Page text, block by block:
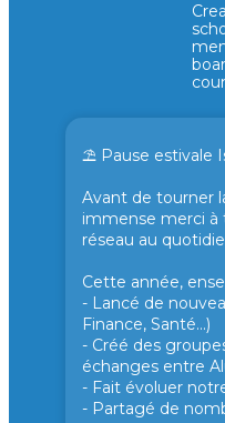
⛱️ Pause estivale
Avant de tourner
immense merci à
réseau au
Cette année,
- Lancé de
Finance, Santé...)
- Créé des
échanges entre
- Fait évoluer notre
- Partagé de